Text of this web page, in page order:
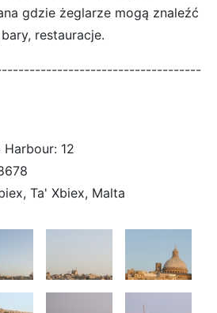
gdzie żeglarze mogą znaleźć
restauracje.
Harbour: 12
Ta' Xbiex, Malta